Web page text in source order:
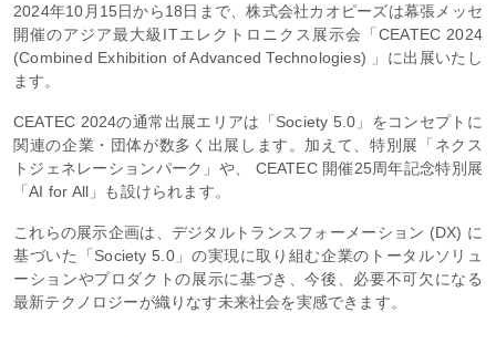
2024年10月15日から18日まで、株式会社カオピーズは幕張メッセ
開催のアジア最大級ITエレクトロニクス展示会「CEATEC 2024
(Combined Exhibition of Advanced Technologies) 」に出展いたし
ます。
CEATEC 2024の通常出展エリアは「Society 5.0」をコンセプトに
関連の企業・団体が数多く出展します。加えて、特別展「ネクス
トジェネレーションパーク」や、 CEATEC 開催25周年記念特別展
「AI for All」も設けられます。
これらの展示企画は、デジタルトランスフォーメーション (DX) に
基づいた「Society 5.0」の実現に取り組む企業のトータルソリュ
ーションやプロダクトの展示に基づき、今後、必要不可欠になる
最新テクノロジーが織りなす未来社会を実感できます。